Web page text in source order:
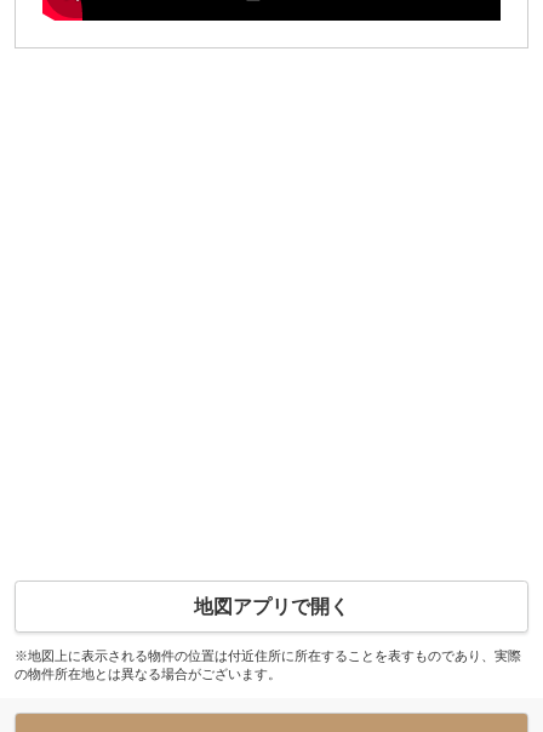
地図アプリで開く
※地図上に表示される物件の位置は付近住所に所在することを表すものであり、実際
の物件所在地とは異なる場合がございます。